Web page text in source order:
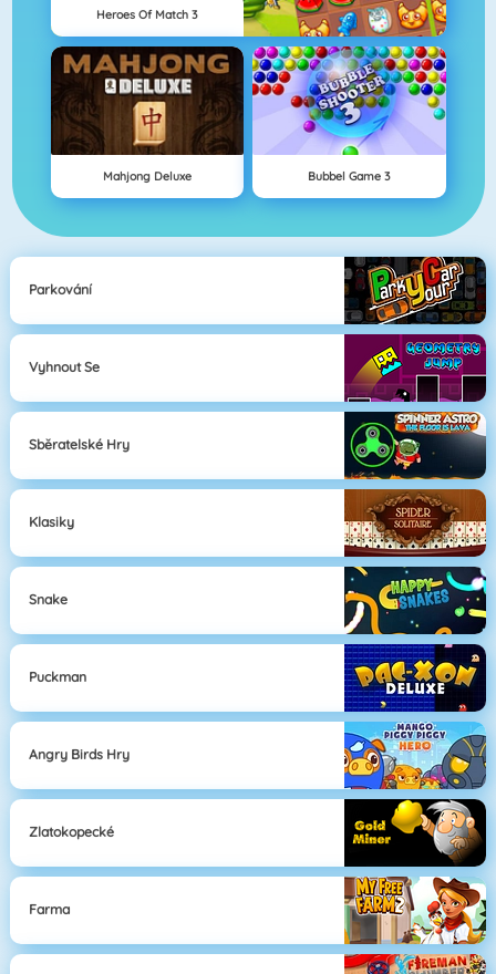
Heroes Of Match 3
Mahjong Deluxe Bubbel Game 3
Parkování
Vyhnout Se
Sběratelské Hry
Klasiky
Snake
Puckman
Angry Birds Hry
Zlatokopecké
Farma